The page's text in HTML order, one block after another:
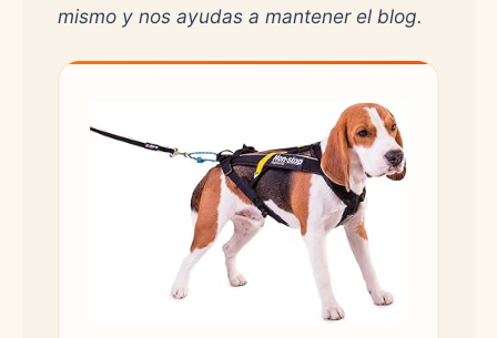
mismo y nos ayudas a mantener el blog.